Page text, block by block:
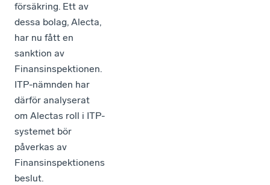
försäkring. Ett av
dessa bolag, Alecta,
har nu fått en
sanktion av
Finansinspektionen.
ITP-nämnden har
därför analyserat
om Alectas roll i ITP-
systemet bör
påverkas av
Finansinspektionens
beslut.